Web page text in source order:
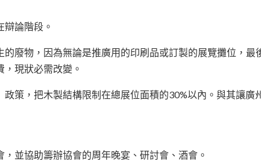
論階段。
廢物，因為無論是推廣用的印刷品或訂製的展覽攤位，
現狀必需改變。
策，把木製結構限制在總展位面積的30%以內。與其讓
並協助籌辦協會的周年晚宴、研討會、酒會。